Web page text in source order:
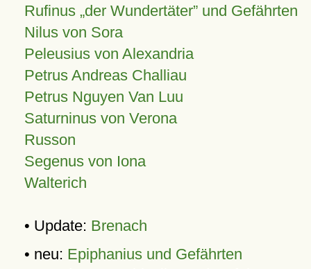
Rufinus „der Wundertäter” und Gefährten
Nilus von Sora
Peleusius von Alexandria
Petrus Andreas Challiau
Petrus Nguyen Van Luu
Saturninus von Verona
Russon
Segenus von Iona
Walterich
• Update: Brenach
• neu: Epiphanius und Gefährten